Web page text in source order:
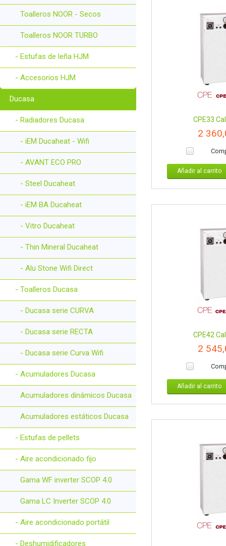
Toalleros NOOR - Secos
Toalleros NOOR TURBO
- Estufas de leña HJM
- Accesorios HJM
Ducasa
- Radiadores Ducasa
- iEM Ducaheat - Wifi
- AVANT ECO PRO
- Steel Ducaheat
- iEM BA Ducaheat
- Vitro Ducaheat
- Thin Mineral Ducaheat
- Alu Stone Wifi Direct
- Toalleros Ducasa
- Ducasa serie CURVA
- Ducasa serie RECTA
- Ducasa serie Curva Wifi
- Acumuladores Ducasa
Acumuladores dinámicos Ducasa
Acumuladores estáticos Ducasa
- Estufas de pellets
- Aire acondicionado fijo
Gama WF inverter SCOP 4.0
Gama LC Inverter SCOP 4.0
- Aire acondicionado portátil
- Deshumidificadores
CPE33
2
Añadir al carrito
CPE42
2
Añadir al carrito